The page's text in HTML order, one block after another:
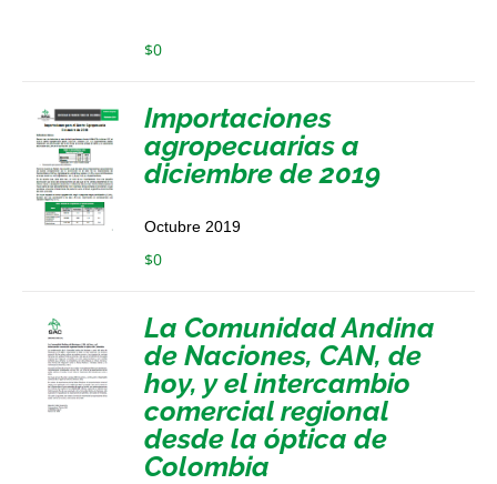
$0
Importaciones
agropecuarias a
diciembre de 2019
Octubre 2019
$0
La Comunidad Andina
de Naciones, CAN, de
hoy, y el intercambio
comercial regional
desde la óptica de
Colombia